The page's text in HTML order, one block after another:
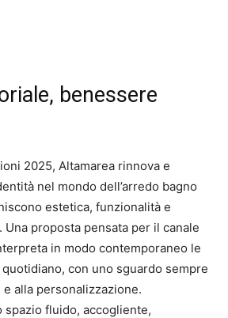
benessere
2025, Altamarea rinnova e
nel mondo dell’arredo bagno
estetica, funzionalità e
proposta pensata per il canale
in modo contemporaneo le
con uno sguardo sempre
alla personalizzazione.
spazio fluido, accogliente,